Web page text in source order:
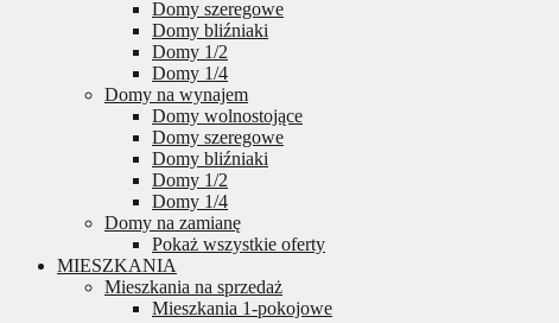
Domy szeregowe
Domy bliźniaki
Domy 1/2
Domy 1/4
Domy na wynajem
Domy wolnostojące
Domy szeregowe
Domy bliźniaki
Domy 1/2
Domy 1/4
Domy na zamianę
Pokaż wszystkie oferty
MIESZKANIA
Mieszkania na sprzedaż
Mieszkania 1-pokojowe